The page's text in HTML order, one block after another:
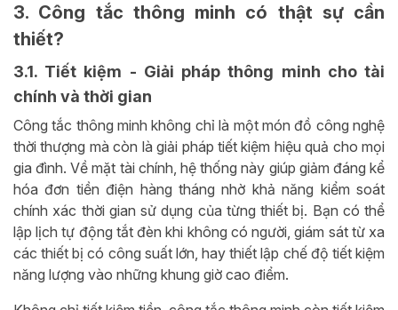
3. Công tắc thông minh có thật sự cần
thiết?
3.1. Tiết kiệm - Giải pháp thông minh cho tài
chính và thời gian
Công tắc thông minh không chỉ là một món đồ công nghệ
thời thượng mà còn là giải pháp tiết kiệm hiệu quả cho mọi
gia đình. Về mặt tài chính, hệ thống này giúp giảm đáng kể
hóa đơn tiền điện hàng tháng nhờ khả năng kiểm soát
chính xác thời gian sử dụng của từng thiết bị. Bạn có thể
lập lịch tự động tắt đèn khi không có người, giám sát từ xa
các thiết bị có công suất lớn, hay thiết lập chế độ tiết kiệm
năng lượng vào những khung giờ cao điểm.